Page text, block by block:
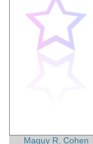
Maguy R. Cohen